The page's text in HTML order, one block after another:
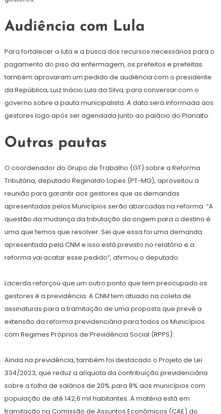
Audiência com Lula
Para fortalecer a luta e a busca dos recursos necessários para o
pagamento do piso da enfermagem, os prefeitos e prefeitas
também aprovaram um pedido de audiência com o presidente
da República, Luiz Inácio Lula da Silva, para conversar com o
governo sobre a pauta municipalista. A data será informada aos
gestores logo após ser agendada junto ao palácio do Planalto.
Outras pautas
O coordenador do Grupo de Trabalho (GT) sobre a Reforma
Tributária, deputado Reginaldo Lopes (PT-MG), aproveitou a
reunião para garantir aos gestores que as demandas
apresentadas pelos Municípios serão abarcadas na reforma. “A
questão da mudança da tributação da origem para o destino é
uma que temos que resolver. Sei que essa foi uma demanda
apresentada pela CNM e isso está previsto no relatório e a
reforma vai acatar esse pedido”, afirmou o deputado.
Lacerda reforçou que um outro ponto que tem preocupado os
gestores é a previdência. A CNM tem atuado na coleta de
assinaturas para a tramitação de uma proposta que prevê a
extensão da reforma previdenciária para todos os Municípios
com Regimes Próprios de Previdência Social (RPPS).
Ainda na previdência, também foi destacado o Projeto de Lei
334/2023, que reduz a alíquota da contribuição previdenciária
sobre a folha de salários de 20% para 8% aos municípios com
população de até 142,6 mil habitantes. A matéria está em
tramitação na Comissão de Assuntos Econômicos (CAE) do